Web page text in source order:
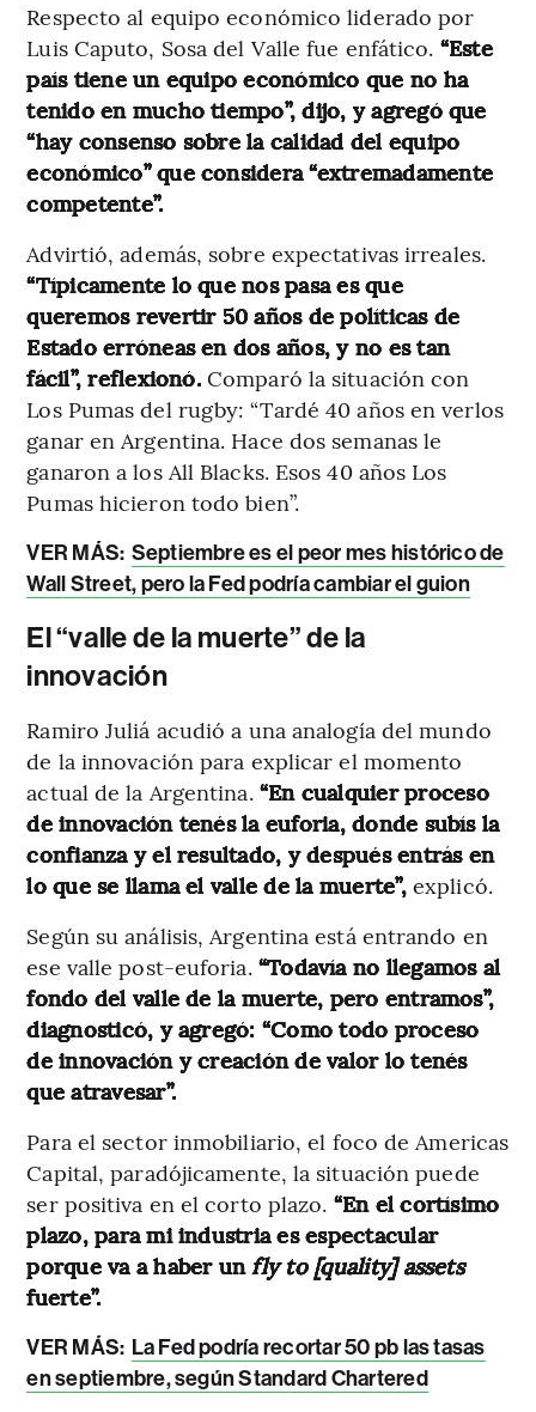
Respecto al equipo económico liderado por
Luis Caputo, Sosa del Valle fue enfático. “Este
país tiene un equipo económico que no ha
tenido en mucho tiempo”, dijo, y agregó que
“hay consenso sobre la calidad del equipo
económico” que considera “extremadamente
competente”.
Advirtió, además, sobre expectativas irreales.
“Típicamente lo que nos pasa es que
queremos revertir 50 años de políticas de
Estado erróneas en dos años, y no es tan
fácil”, reflexionó.Comparó la situación con
Los Pumas del rugby: “Tardé 40 años en verlos
ganar en Argentina. Hace dos semanas le
ganaron a los All Blacks. Esos 40 años Los
Pumas hicieron todo bien”.
VER MÁS: Septiembre es el peor mes histórico de
Wall Street, pero la Fed podría cambiar el guion
El “valle de la muerte” de la
innovación
Ramiro Juliá acudió a una analogía del mundo
de la innovación para explicar el momento
actual de la Argentina. “En cualquier proceso
de innovación tenés la euforia, donde subís la
confianza y el resultado, y después entrás en
lo que se llama el valle de la muerte”, explicó.
Según su análisis, Argentina está entrando en
ese valle post-euforia. “Todavía no llegamos al
fondo del valle de la muerte, pero entramos”,
diagnosticó, y agregó: “Como todo proceso
de innovación y creación de valor lo tenés
que atravesar”.
Para el sector inmobiliario, el foco de Americas
Capital, paradójicamente, la situación puede
ser positiva en el corto plazo. “En el cortísimo
plazo, para mi industria es espectacular
porque va a haber unfly to [quality] assets
fuerte”.
VER MÁS: La Fed podría recortar 50 pb las tasas
en septiembre, según Standard Chartered